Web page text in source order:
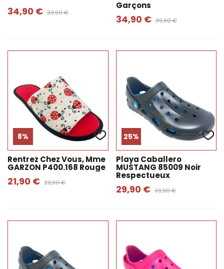
34,90 € 39,90 €
Garçons
34,90 € 39,90 €
8%
Rentrez Chez Vous, Mme
GARZON P400.168 Rouge
21,90 € 23,90 €
25%
Playa Caballero
MUSTANG 85009 Noir
Respectueux
29,90 € 39,90 €